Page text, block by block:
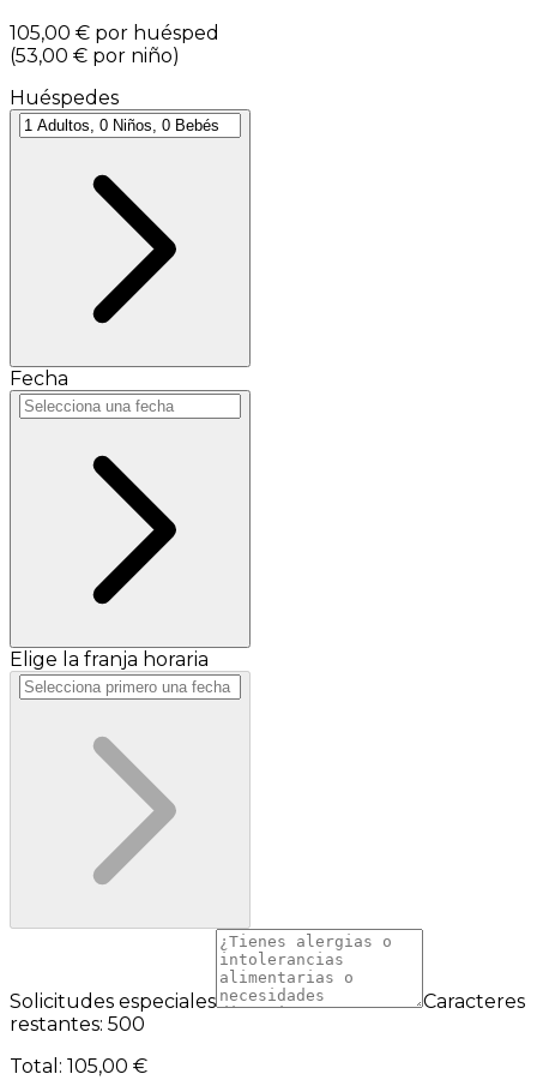
105,00 € por huésped
(53,00 € por niño)
Huéspedes
Fecha
Elige la franja horaria
Solicitudes especiales
Caracteres
restantes: 500
Total : 105,00 €